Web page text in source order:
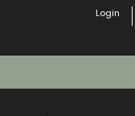
Login